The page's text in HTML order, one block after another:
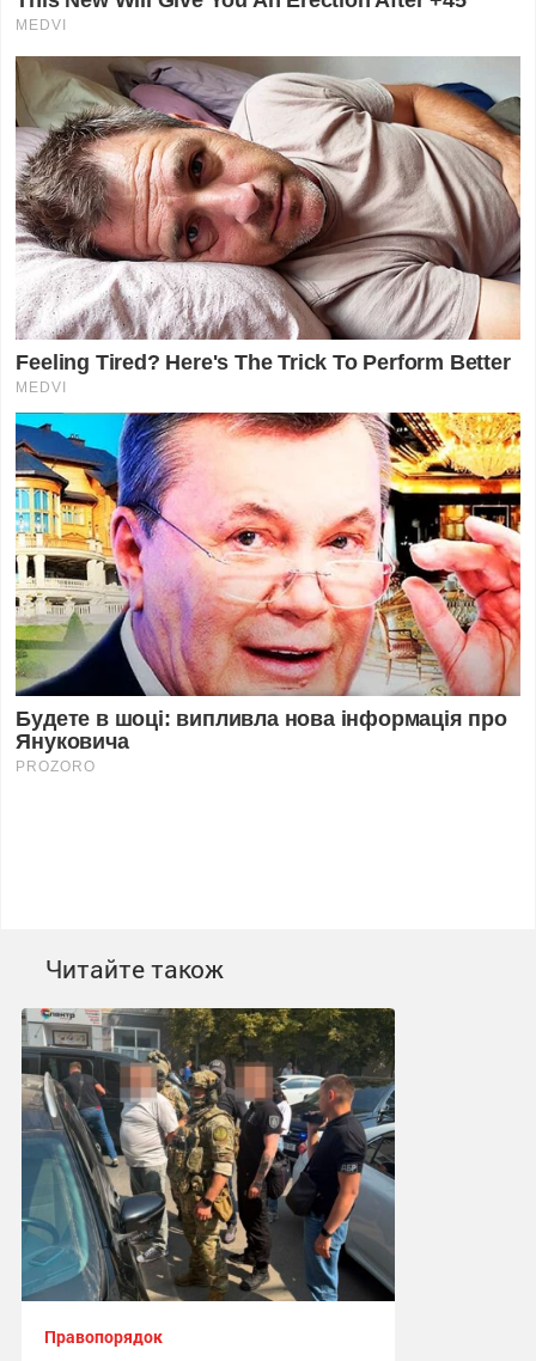
Читайте також
Правопорядок